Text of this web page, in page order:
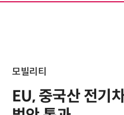
모빌리티
EU, 중국산 전기